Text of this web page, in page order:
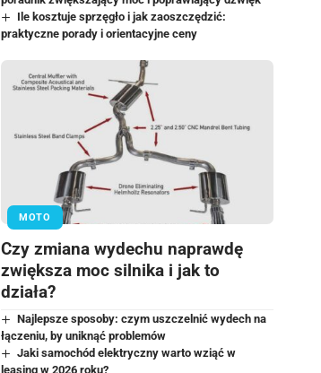
Ile kosztuje sprzęgło i jak zaoszczędzić:
praktyczne porady i orientacyjne ceny
MOTO
Czy zmiana wydechu naprawdę
zwiększa moc silnika i jak to
działa?
Najlepsze sposoby: czym uszczelnić wydech na
łączeniu, by uniknąć problemów
Jaki samochód elektryczny warto wziąć w
leasing w 2026 roku?